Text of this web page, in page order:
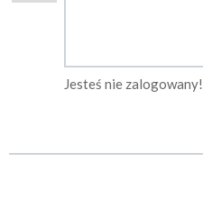
Jesteś nie zalogowany!